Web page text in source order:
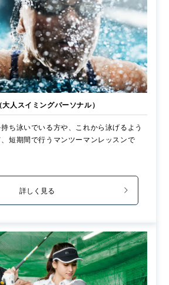
大人スイミングパーソナル）
ち泳いでいる方や、これから泳げるよう
短期間で行うマンツーマンレッスンで
詳しく見る